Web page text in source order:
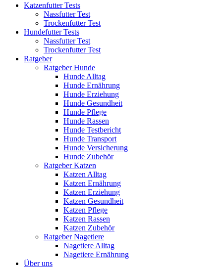
Katzenfutter Tests
Nassfutter Test
Trockenfutter Test
Hundefutter Tests
Nassfutter Test
Trockenfutter Test
Ratgeber
Ratgeber Hunde
Hunde Alltag
Hunde Ernährung
Hunde Erziehung
Hunde Gesundheit
Hunde Pflege
Hunde Rassen
Hunde Testbericht
Hunde Transport
Hunde Versicherung
Hunde Zubehör
Ratgeber Katzen
Katzen Alltag
Katzen Ernährung
Katzen Erziehung
Katzen Gesundheit
Katzen Pflege
Katzen Rassen
Katzen Zubehör
Ratgeber Nagetiere
Nagetiere Alltag
Nagetiere Ernährung
Über uns